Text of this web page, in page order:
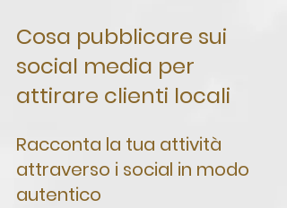
Cosa pubblicare sui
social media per
attirare clienti locali
Racconta la tua attività
attraverso i social in modo
autentico